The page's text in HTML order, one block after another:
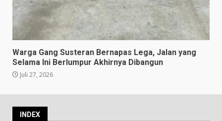
Warga Gang Susteran Bernapas Lega, Jalan yang
Selama Ini Berlumpur Akhirnya Dibangun
Juli 27, 2026
INDEX